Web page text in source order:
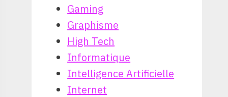
Gaming
Graphisme
High Tech
Informatique
Intelligence Artificielle
Internet